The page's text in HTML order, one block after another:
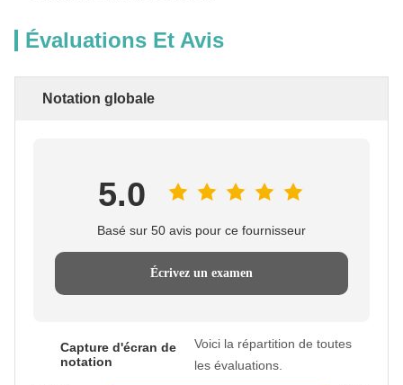
Évaluations Et Avis
Notation globale
5.0
Basé sur 50 avis pour ce fournisseur
Écrivez un examen
Capture d'écran de
notation
Voici la répartition de toutes
les évaluations.